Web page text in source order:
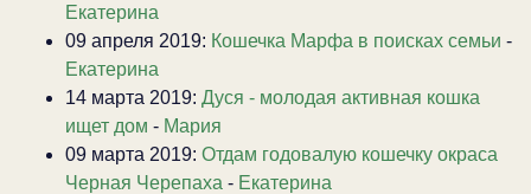
Екатерина
09 апреля 2019: Кошечка Марфа в поисках семьи -
Екатерина
14 марта 2019: Дуся - молодая активная кошка
ищет дом - Мария
09 марта 2019: Отдам годовалую кошечку окраса
Черная Черепаха - Екатерина